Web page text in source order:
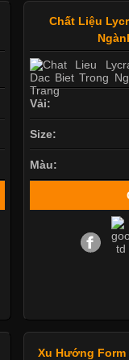
Chất Liệu
Vải:
Size:
Màu:
Xu Hướng